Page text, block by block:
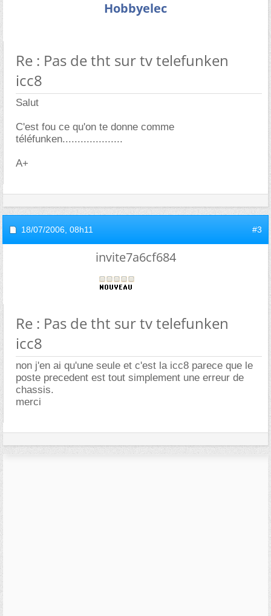
Hobbyelec
Re : Pas de tht sur tv telefunken
icc8
Salut
C'est fou ce qu'on te donne comme
téléfunken....................
A+
18/07/2006, 08h11 #3
invite7a6cf684
Re : Pas de tht sur tv telefunken
icc8
non j'en ai qu'une seule et c'est la icc8 parece que le
poste precedent est tout simplement une erreur de
chassis.
merci